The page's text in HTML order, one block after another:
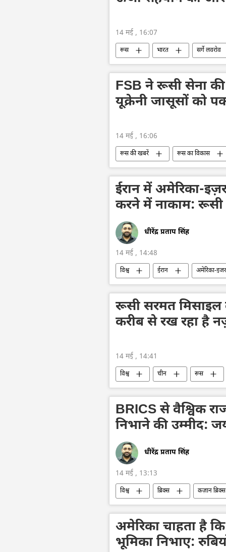
14 मई , 16:07
रूस भारत सर्गे लवरोव
ऊर्जा क्षेत्र
अंतरिक्ष
FSB ने रूसी सेना
यूक्रेनी जासूसों को
14 मई , 16:06
रूस की खबरें रूस का विकास
यूक्रेन की सुरक्षा सेवा (SBU)
यूक्रेन
रूसी विदेशी खुफिया सेवा
ईरान में अमेरिका-
करने में नाकाम: रूसी
धीरेंद्र प्रताप सिंह
14 मई , 14:48
विश्व ईरान अमेरिका-
वाशिंगटन
वाशिंगटन डीसी
रूसी विदेशी खुफिया सेवा
रूसी सरमत मिसाइल
करीब से रख रहा है
14 मई , 14:41
विश्व चीन रूस
BRICS से वैश्विक
निभाने की उम्मीद:
धीरेंद्र प्रताप सिंह
14 मई , 13:13
विश्व ब्रिक्स कज़ान
आत्मनिर्भर भारत
भारत का विकास
अमेरिका चाहता है
भूमिका निभाए: